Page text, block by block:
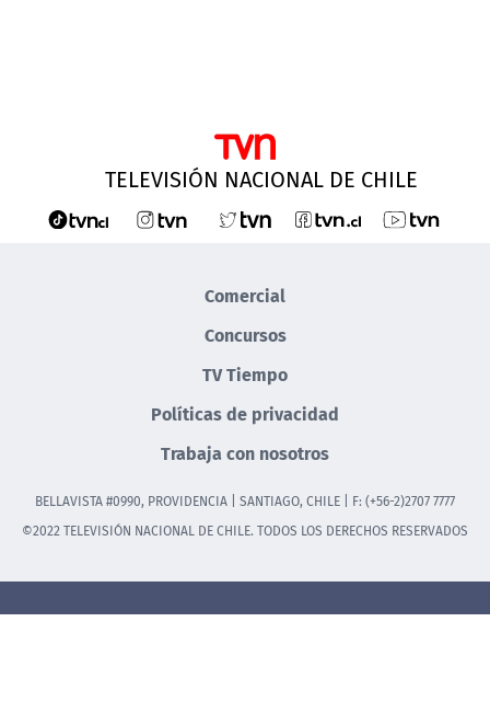
TELEVISIÓN NACIONAL DE CHILE
Comercial
Concursos
TV Tiempo
Políticas de privacidad
Trabaja con nosotros
BELLAVISTA #0990, PROVIDENCIA | SANTIAGO, CHILE | F: (+56-2)2707 7777
©2022 TELEVISIÓN NACIONAL DE CHILE. TODOS LOS DERECHOS RESERVADOS